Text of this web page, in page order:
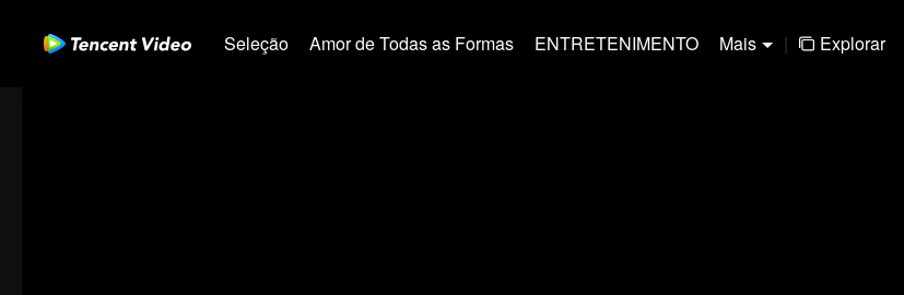
Seleção Amor de Todas as Formas ENTRETENIMENTO Mais | Explorar